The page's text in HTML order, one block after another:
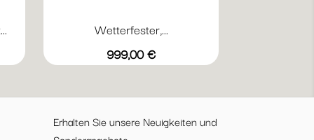
Wetterfester,...
Preis
999,00 €
Vorschau
AbyssblauAcapulcoblau
Anthrazit
Chili Gewittergrau
Erhalten Sie unsere Neuigkeiten und